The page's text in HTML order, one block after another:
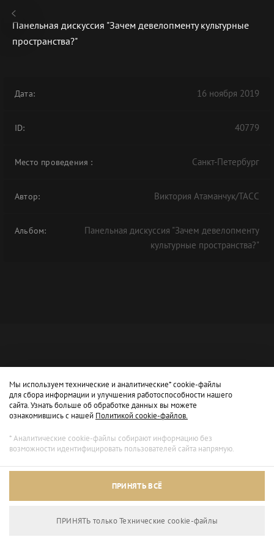
В АРХИВЕ
Архивный режим
Панельная дискуссия "Зачем девелопменту культурные
пространства?"
Дата: 16 ноября 2019
ID: 40779
Место проведения : Санкт-Петербург
Автор: Виктория Атаманчук/ТАСС
Альбом:
Панельная дискуссия "Зачем девелопменту
культурные пространства?"
Мы используем технические и аналитические* cookie-файлы
для сбора информации и улучшения работоспособности нашего
сайта. Узнать больше об обработке данных вы можете
ознакомившись с нашей Политикой cookie-файлов.
* Аналитические cookie-файлы собирают информацию без
возможности идентифицировать пользователей сайта напрямую.
ПРИНЯТЬ ВСЁ
ПРИНЯТЬ только Технические сookie-файлы